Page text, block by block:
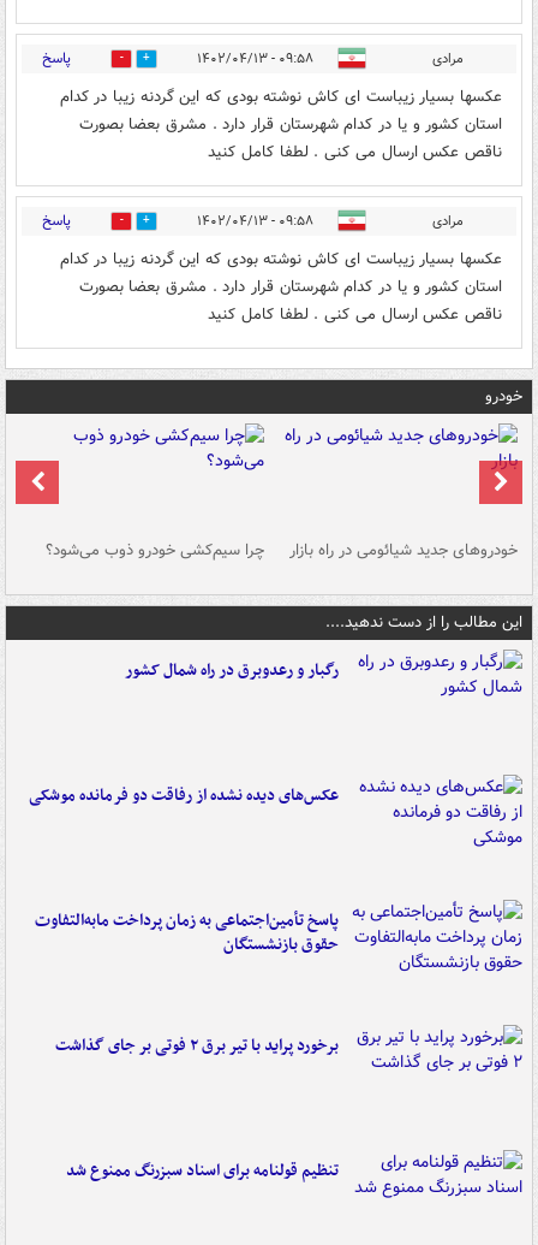
مرادی ۰۹:۵۸ - ۱۴۰۲/۰۴/۱۳ 0 پاسخ
عکسها بسیار زیباست ای کاش نوشته بودی که این گردنه زیبا در کدام
استان کشور و یا در کدام شهرستان قرار دارد . مشرق بعضا بصورت
ناقص عکس ارسال می کنی . لطفا کامل کنید
مرادی ۰۹:۵۸ - ۱۴۰۲/۰۴/۱۳ 0 پاسخ
عکسها بسیار زیباست ای کاش نوشته بودی که این گردنه زیبا در کدام
استان کشور و یا در کدام شهرستان قرار دارد . مشرق بعضا بصورت
ناقص عکس ارسال می کنی . لطفا کامل کنید
خودرو
خودروهای جدید شیائومی در راه بازار چرا سیم‌کشی خودرو ذوب می‌شود؟
این مطالب را از دست ندهید....
رگبار و رعدوبرق در راه شمال کشور
عکس‌های دیده نشده از رفاقت دو فرمانده‌ موشکی
پاسخ تأمین‌اجتماعی به زمان پرداخت مابه‌التفاوت
حقوق بازنشستگان
برخورد پراید با تیر برق ۲ فوتی بر جای گذاشت
تنظیم قولنامه برای اسناد سبزرنگ ممنوع شد